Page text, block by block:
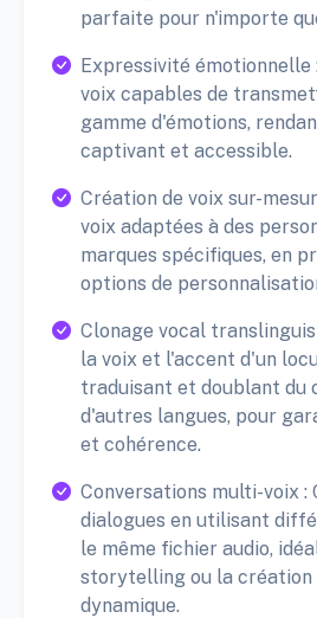
parfaite pour n'importe
Expressivité émotionnelle
voix capables de
gamme d'émotions,
captivant et accessible.
Création de voix sur-
voix adaptées à des
marques spécifiques, en
options de
Clonage vocal
la voix et l'accent d'un
traduisant et doublant du
d'autres langues, pour
et cohérence.
Conversations multi-voix :
dialogues en utilisant
le même fichier audio,
storytelling ou la création
dynamique.